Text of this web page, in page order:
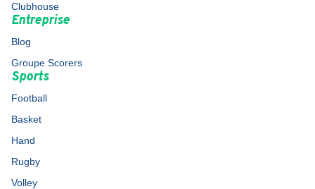
Clubhouse
Entreprise
Blog
Groupe Scorers
Sports
Football
Basket
Hand
Rugby
Volley